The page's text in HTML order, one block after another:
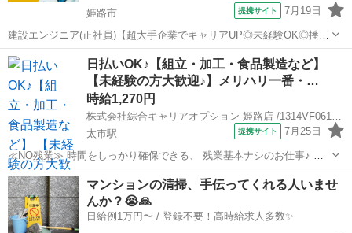
姫路市
提携サイト 7月19日
建設エンジニア(正社員)【超大手企業でキャリアUP◎未経験OK◎播
磨・姫路】 ★まずは会社説明会だけでもOK★播磨地区で行う地域産
業プロジェクトです！工場のリニューアル工事をサポートするお仕事
です。◆具体的には・工程管理...
兵庫 姫路市 その他
日払いOK♪【組立・加工・食品製造など】
【未経験の方大歓迎♪】メリハリ一番・…
時給1,270円
株式会社綜合キャリアオプション 姫路店 /1314VF0616G58★73-N
太市駅
提携サイト 7月25日
≪NO残業≫ 時間をしっかり確保できる、 残業基本ナシのお仕事♪ オ
ンとオフをきっちり切り替えたい方にオススメ！ ≪女性も活躍できる
職場≫ もちろん男性の応募も歓迎です！ ≪週休2日制≫ 週末は家族や
友...
兵庫 姫路市 建築
マンションの清掃、手伝ってくれる人いませ
んか？😭🙏
日給例1万円〜 / 登録不要！高時給求人多数✨